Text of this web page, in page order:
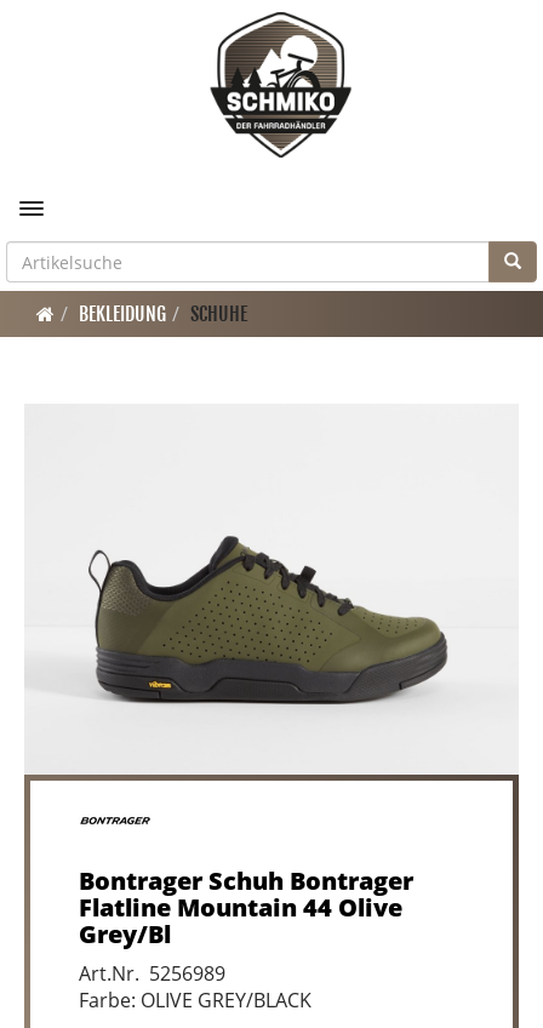
Toggle navigation
BEKLEIDUNG SCHUHE
Bontrager Schuh Bontrager
Flatline Mountain 44 Olive
Grey/Bl
Art.Nr. 5256989
Farbe: OLIVE GREY/BLACK